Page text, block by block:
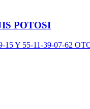
POTOSI
15 Y 55-11-39-07-62